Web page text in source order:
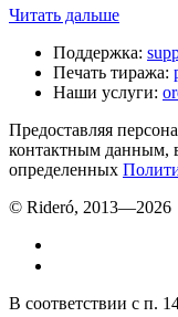
Читать дальше
Поддержка:
Печать тиража:
Наши услуги:
Предоставляя
контактным данным,
определенных
© Rideró, 2013—2026
В соответствии с п.